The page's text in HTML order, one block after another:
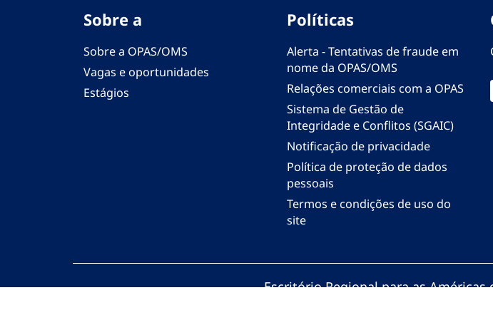
Sobre a
Sobre a OPAS/OMS
Vagas e oportunidades
Estágios
Políticas
Alerta - Tentativas de fraude em
nome da OPAS/OMS
Relações comerciais com a OPAS
Sistema de Gestão de
Integridade e Conflitos (SGAIC)
Notificação de privacidade
Política de proteção de dados
pessoais
Termos e condições de uso do
site
Escritório Regional para as Américas